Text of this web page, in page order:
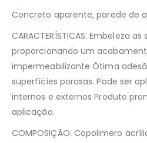
Concreto aparente, parede de
CARACTERÍSTICAS: Embeleza
proporcionando um
impermeabilizante Ótima
superfícies porosas. Pode ser
internos e externos Produto
aplicação.
COMPOSIÇÃO: Copolimero